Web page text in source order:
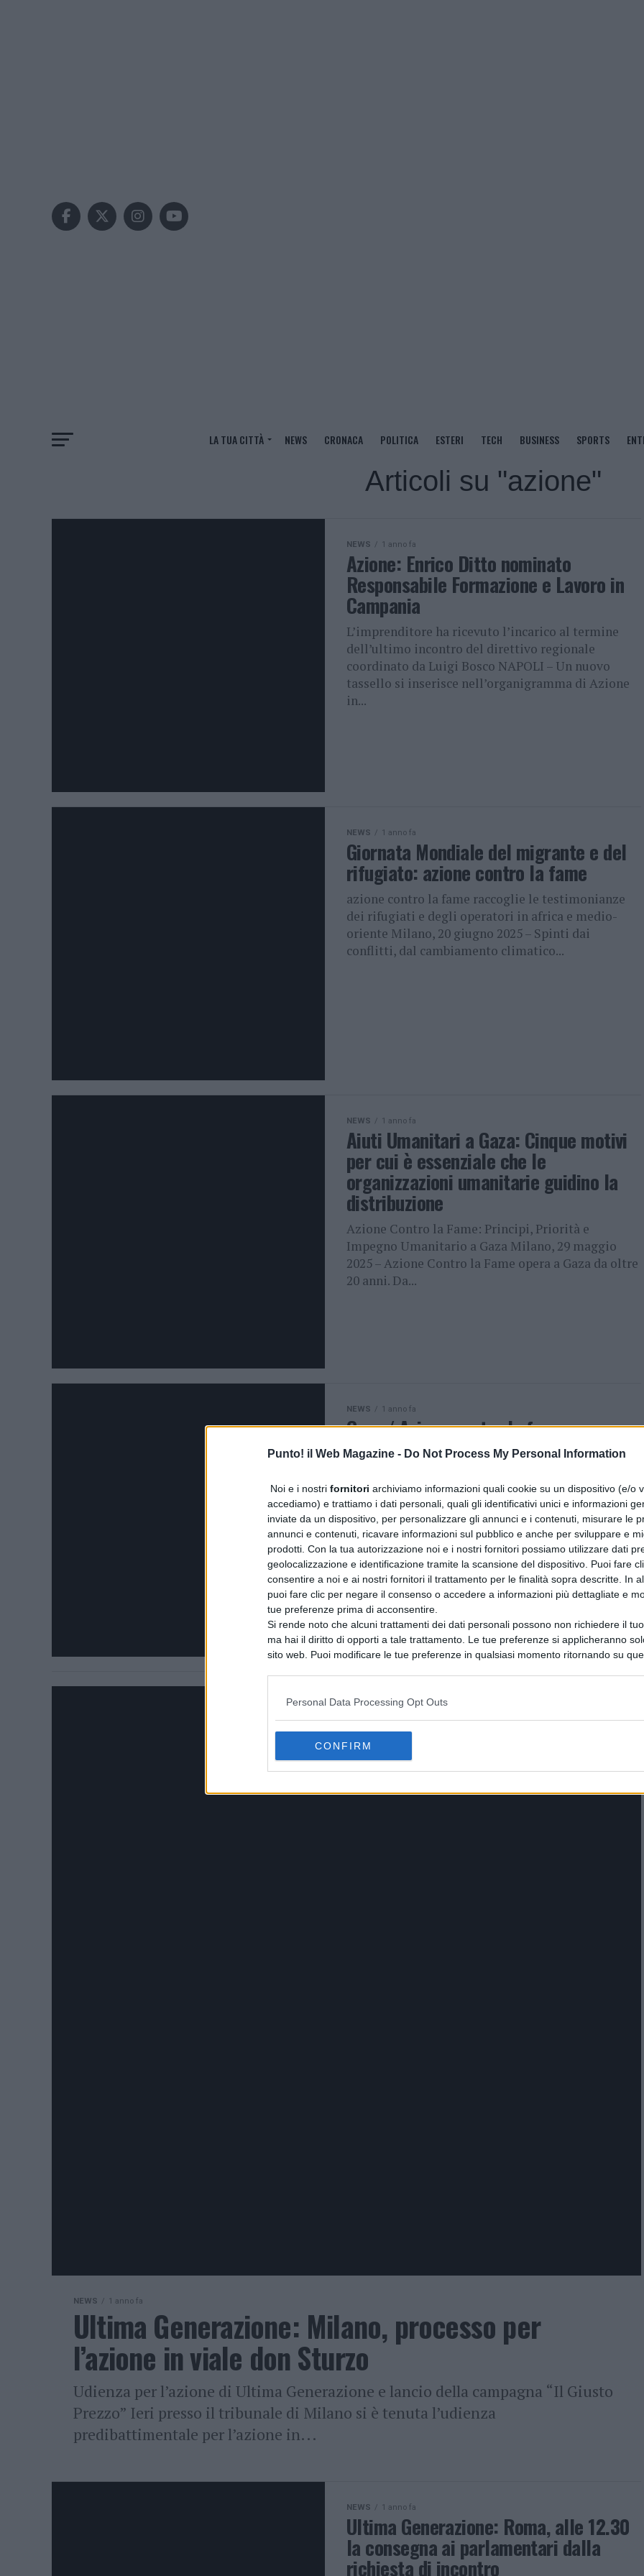
Punto! il Web Magazine - Do Not Process My Personal Information
Noi e i nostri fornitori archiviamo informazioni quali cookie su un dispositivo (e/o
accediamo) e trattiamo i dati personali, quali gli identificativi unici e informazioni
inviate da un dispositivo, per personalizzare gli annunci e i contenuti, misurare le
annunci e contenuti, ricavare informazioni sul pubblico e anche per sviluppare e
prodotti. Con la tua autorizzazione noi e i nostri fornitori possiamo utilizzare dati
geolocalizzazione e identificazione tramite la scansione del dispositivo. Puoi fare
consentire a noi e ai nostri fornitori il trattamento per le finalità sopra descritte. In
puoi fare clic per negare il consenso o accedere a informazioni più dettagliate e
tue preferenze prima di acconsentire.
Si rende noto che alcuni trattamenti dei dati personali possono non richiedere il
ma hai il diritto di opporti a tale trattamento. Le tue preferenze si applicheranno
sito web. Puoi modificare le tue preferenze in qualsiasi momento ritornando su
Personal Data Processing Opt Outs
CONFIRM
LA TUA CITTÀ NEWS CRONACA POLITICA ESTERI TECH BUSINESS SPORTS
Articoli su "azione"
NEWS 1 anno fa
Azione: Enrico Ditto nominato
Responsabile Formazione e Lavoro in
Campania
L’imprenditore ha ricevuto l’incarico al termine
dell’ultimo incontro del direttivo regionale
coordinato da Luigi Bosco NAPOLI – Un nuovo
tassello si inserisce nell’organigramma di Azione
in...
NEWS 1 anno fa
Giornata Mondiale del migrante e del
rifugiato: azione contro la fame
azione contro la fame raccoglie le testimonianze
dei rifugiati e degli operatori in africa e medio-
oriente Milano, 20 giugno 2025 – Spinti dai
conflitti, dal cambiamento climatico...
NEWS 1 anno fa
Aiuti Umanitari a Gaza: Cinque motivi
per cui è essenziale che le
organizzazioni umanitarie guidino la
distribuzione
Azione Contro la Fame: Principi, Priorità e
Impegno Umanitario a Gaza Milano, 29 maggio
2025 – Azione Contro la Fame opera a Gaza da oltre
20 anni. Da...
NEWS 1 anno fa
Gaza / Azione contro la fame: serve
accesso illimitato e immediato per
Gli ingressi di aiuti restano minimi: l’intera
popolazione di Gaza è ancora a rischio estremo di
fame e malattie Milano/Gerusalemme, 21 maggio
2025 – Azione Contro la...
NEWS 1 anno fa
Ultima Generazione: Milano, processo per
l’azione in viale don Sturzo
Udienza per l’azione di Ultima Generazione e lancio della campagna “Il Giusto
Prezzo” Ieri presso il tribunale di Milano si è tenuta l’udienza
predibattimentale per l’azione in...
NEWS 1 anno fa
Ultima Generazione: Roma, alle 12.30
la consegna ai parlamentari dalla
richiesta di incontro